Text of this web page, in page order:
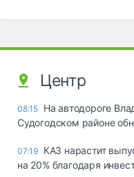
Центр
08:15 На автодороге
Судогодском районе
07:19 КАЗ нарастит
на 20% благодаря